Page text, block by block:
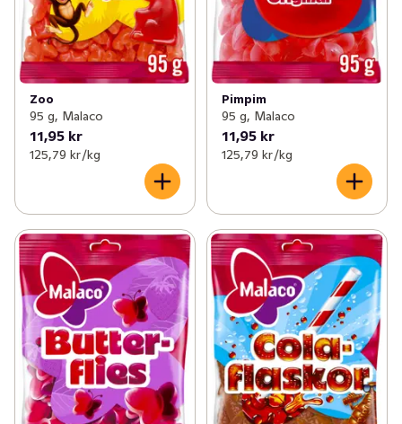
Zoo
95 g, Malaco
11,95 kr
125,79 kr /kg
Pimpim
95 g, Malaco
11,95 kr
125,79 kr /kg